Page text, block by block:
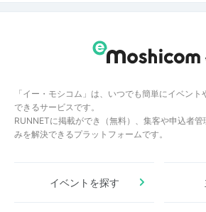
「イー・モシコム」は、いつでも簡単にイベン
できるサービスです。
RUNNETに掲載ができ（無料）、集客や申込者
みを解決できるプラットフォームです。
イベントを探す